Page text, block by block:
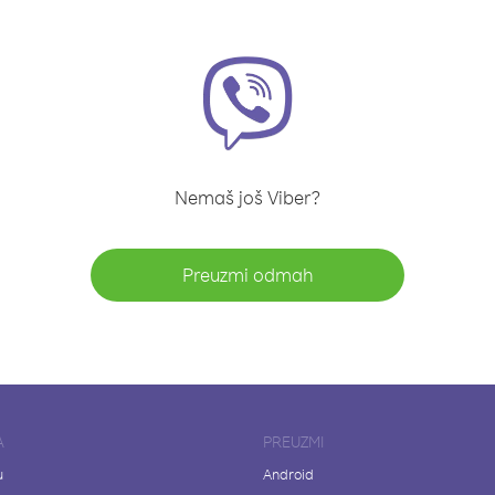
Nemaš još Viber?
Preuzmi odmah
PREUZMI
Android